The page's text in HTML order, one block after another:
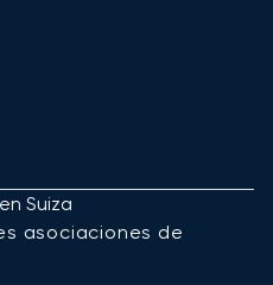
Suiza
asociaciones de